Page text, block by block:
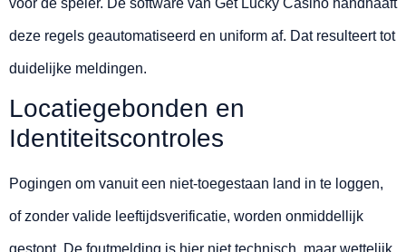
voor de speler. De software van Get Lucky Casino handhaaft
deze regels geautomatiseerd en uniform af. Dat resulteert tot
duidelijke meldingen.
Locatiegebonden en
Identiteitscontroles
Pogingen om vanuit een niet-toegestaan land in te loggen,
of zonder valide leeftijdsverificatie, worden onmiddellijk